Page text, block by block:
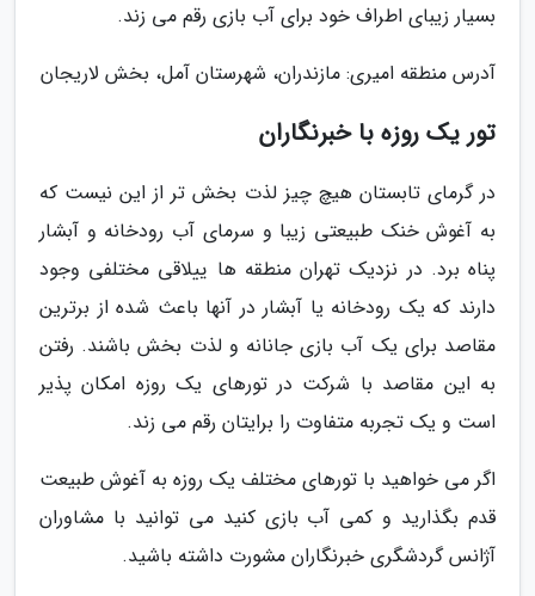
بسیار زیبای اطراف خود برای آب بازی رقم می زند.
آدرس منطقه امیری: مازندران، شهرستان آمل، بخش لاریجان
تور یک روزه با خبرنگاران
در گرمای تابستان هیچ چیز لذت بخش تر از این نیست که
به آغوش خنک طبیعتی زیبا و سرمای آب رودخانه و آبشار
پناه برد. در نزدیک تهران منطقه ها ییلاقی مختلفی وجود
دارند که یک رودخانه یا آبشار در آنها باعث شده از برترین
مقاصد برای یک آب بازی جانانه و لذت بخش باشند. رفتن
به این مقاصد با شرکت در تورهای یک روزه امکان پذیر
است و یک تجربه متفاوت را برایتان رقم می زند.
اگر می خواهید با تورهای مختلف یک روزه به آغوش طبیعت
قدم بگذارید و کمی آب بازی کنید می توانید با مشاوران
آژانس گردشگری خبرنگاران مشورت داشته باشید.